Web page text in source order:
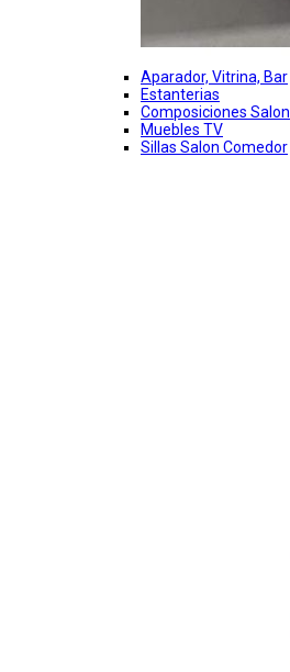
Aparador, Vitrina, Bar
Estanterias
Composiciones Salon
Muebles TV
Sillas Salon Comedor